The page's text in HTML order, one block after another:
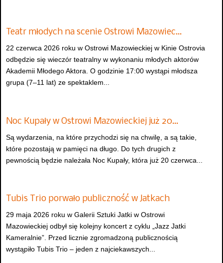
Teatr młodych na scenie Ostrowi Mazowiec…
22 czerwca 2026 roku w Ostrowi Mazowieckiej w Kinie Ostrovia
odbędzie się wieczór teatralny w wykonaniu młodych aktorów
Akademii Młodego Aktora. O godzinie 17:00 wystąpi młodsza
grupa (7–11 lat) ze spektaklem...
Noc Kupały w Ostrowi Mazowieckiej już 20…
Są wydarzenia, na które przychodzi się na chwilę, a są takie,
które pozostają w pamięci na długo. Do tych drugich z
pewnością będzie należała Noc Kupały, która już 20 czerwca...
Tubis Trio porwało publiczność w Jatkach
29 maja 2026 roku w Galerii Sztuki Jatki w Ostrowi
Mazowieckiej odbył się kolejny koncert z cyklu „Jazz Jatki
Kameralnie”. Przed licznie zgromadzoną publicznością
wystąpiło Tubis Trio – jeden z najciekawszych...